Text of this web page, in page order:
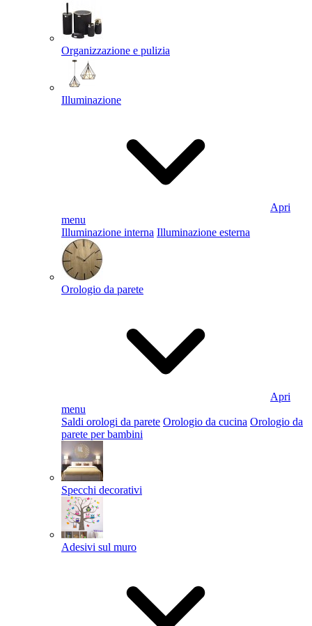
Organizzazione e pulizia
Illuminazione
Apri
menu
Illuminazione interna Illuminazione esterna
Orologio da parete
Apri
menu
Saldi orologi da parete Orologio da cucina Orologio da
parete per bambini
Specchi decorativi
Adesivi sul muro